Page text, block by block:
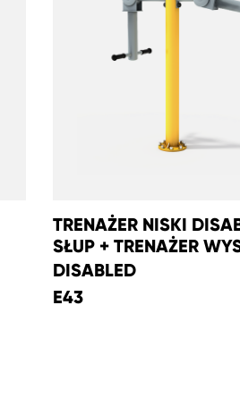
TRENAŻER NISKI
SŁUP + TRENAŻER
DISABLED
E43